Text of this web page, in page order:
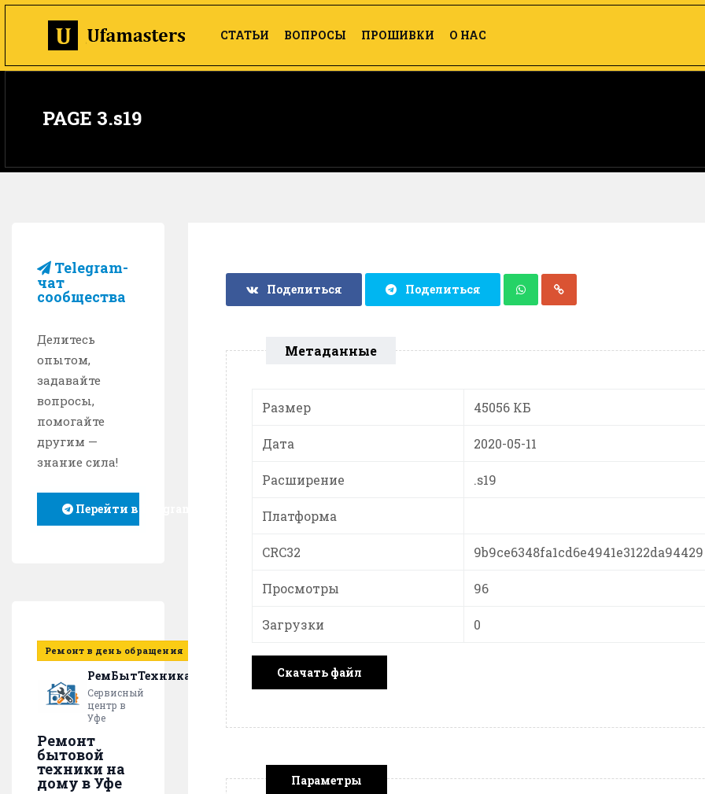
СТАТЬИ ВОПРОСЫ ПРОШИВКИ О НАС
PAGE 3.s19
Telegram-
чат
сообщества
Делитесь
опытом,
задавайте
вопросы,
помогайте
другим —
знание сила!
Перейти в Telegram
Ремонт в день обращения
РемБытТехника
Сервисный
центр в
Уфе
Ремонт
бытовой
техники на
дому в Уфе
Поделиться Поделиться
Метаданные
Размер 45056 КБ
Дата 2020-05-11
Расширение .s19
Платформа
CRC32 9b9ce6348fa1cd6e4941e3122da94429
Просмотры 96
Загрузки 0
Скачать файл
Параметры